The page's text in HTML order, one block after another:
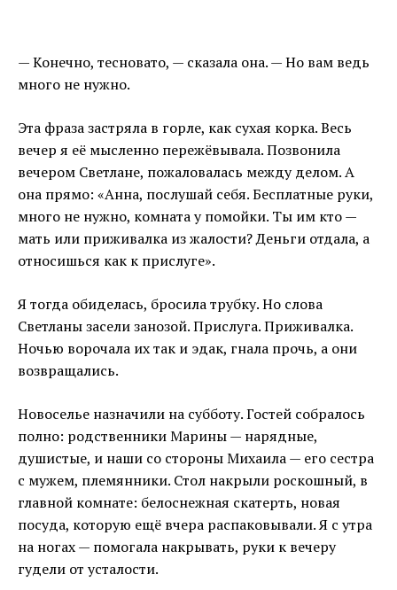
— Конечно, тесновато, — сказала она. — Но вам ведь
много не нужно.
Эта фраза застряла в горле, как сухая корка. Весь
вечер я её мысленно пережёвывала. Позвонила
вечером Светлане, пожаловалась между делом. А
она прямо: «Анна, послушай себя. Бесплатные руки,
много не нужно, комната у помойки. Ты им кто —
мать или приживалка из жалости? Деньги отдала, а
относишься как к прислуге».
Я тогда обиделась, бросила трубку. Но слова
Светланы засели занозой. Прислуга. Приживалка.
Ночью ворочала их так и эдак, гнала прочь, а они
возвращались.
Новоселье назначили на субботу. Гостей собралось
полно: родственники Марины — нарядные,
душистые, и наши со стороны Михаила — его сестра
с мужем, племянники. Стол накрыли роскошный, в
главной комнате: белоснежная скатерть, новая
посуда, которую ещё вчера распаковывали. Я с утра
на ногах — помогала накрывать, руки к вечеру
гудели от усталости.